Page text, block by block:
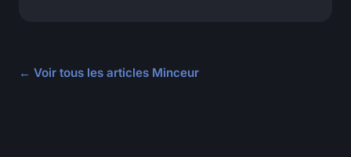
← Voir tous les articles Minceur